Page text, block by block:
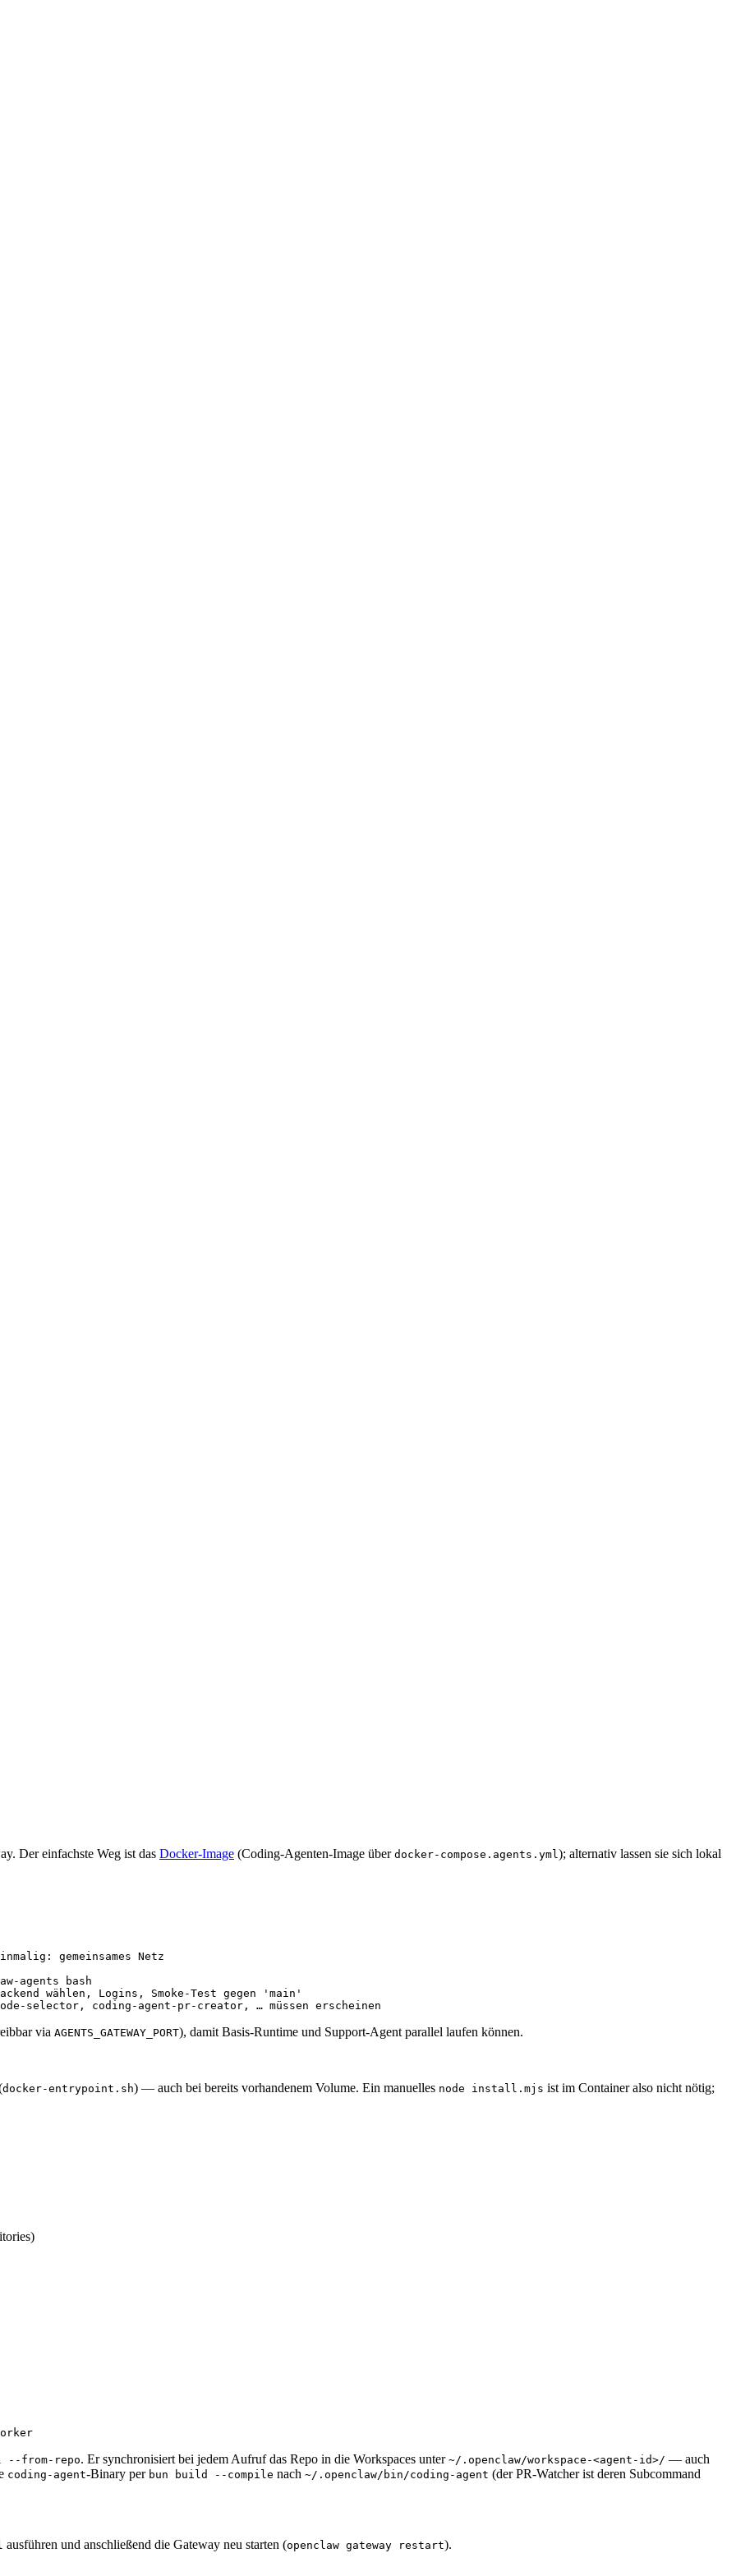
Der einfachste Weg ist das Docker-Image (Coding-Agenten-Image über docker-compose.agents.yml); alternativ lassen sie sich lokal
gemeinsames Netz
agents bash
wählen, Logins, Smoke-Test gegen 'main'
selector, coding-agent-pr-creator, … müssen erscheinen
via AGENTS_GATEWAY_PORT), damit Basis-Runtime und Support-Agent parallel laufen können.
docker-entrypoint.sh) — auch bei bereits vorhandenem Volume. Ein manuelles node install.mjs ist im Container also nicht nötig;
--from-repo. Er synchronisiert bei jedem Aufruf das Repo in die Workspaces unter ~/.openclaw/workspace-<agent-id>/ — auch
coding-agent-Binary per bun build --compile nach ~/.openclaw/bin/coding-agent (der PR-Watcher ist deren Subcommand
ausführen und anschließend die Gateway neu starten (openclaw gateway restart).